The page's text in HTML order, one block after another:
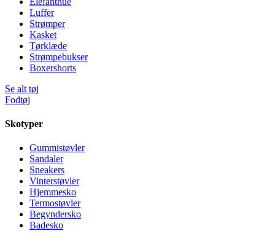
Luffer
Strømper
Kasket
Tørklæde
Strømpebukser
Boxershorts
Se alt tøj
Fodtøj
Skotyper
Gummistøvler
Sandaler
Sneakers
Vinterstøvler
Hjemmesko
Termostøvler
Begyndersko
Badesko